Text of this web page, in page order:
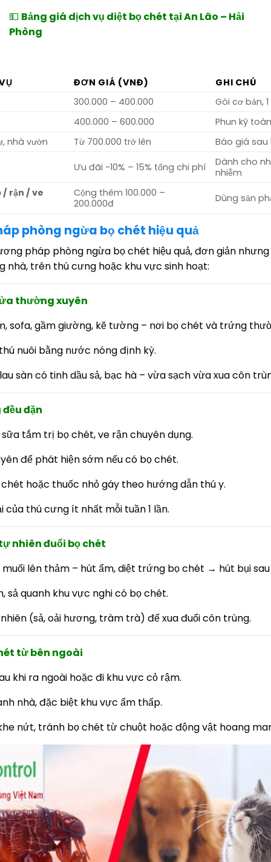
💵 Bảng giá dịch vụ diệt bọ chét tại An Lão – Hải
Phòng
ĐƠN GIÁ (VNĐ)
GHI CHÚ
300.000 – 400.000
Gói cơ bản,
400.000 – 600.000
Phun kỹ
nhà vườn
Từ 700.000 trở lên Báo giá
Ưu đãi -10% – 15% tổng chi phí
Dành cho
nhiễm
/ rận / ve
Cộng thêm 100.000 –
200.000đ
Dùng sản
phòng ngừa bọ chét hiệu quả
pháp phòng ngừa bọ chét hiệu quả, đơn giản
nhà, trên thú cưng hoặc khu vực sinh hoạt:
thường xuyên
sofa, gầm giường, kẽ tường – nơi bọ chét và trứng
nuôi bằng nước nóng định kỳ.
sàn có tinh dầu sả, bạc hà – vừa sạch vừa xua côn
đặn
tắm trị bọ chét, ve rận chuyên dụng.
để phát hiện sớm nếu có bọ chét.
hoặc thuốc nhỏ gáy theo hướng dẫn thú y.
của thú cưng ít nhất mỗi tuần 1 lần.
nhiên đuổi bọ chét
muối lên thảm – hút ẩm, diệt trứng bọ chét → hút bụi
sả quanh khu vực nghi có bọ chét.
(sả, oải hương, tràm trà) để xua đuổi côn trùng.
từ bên ngoài
khi ra ngoài hoặc đi khu vực cỏ rậm.
nhà, đặc biệt khu vực ẩm thấp.
nứt, tránh bọ chét từ chuột hoặc động vật hoang